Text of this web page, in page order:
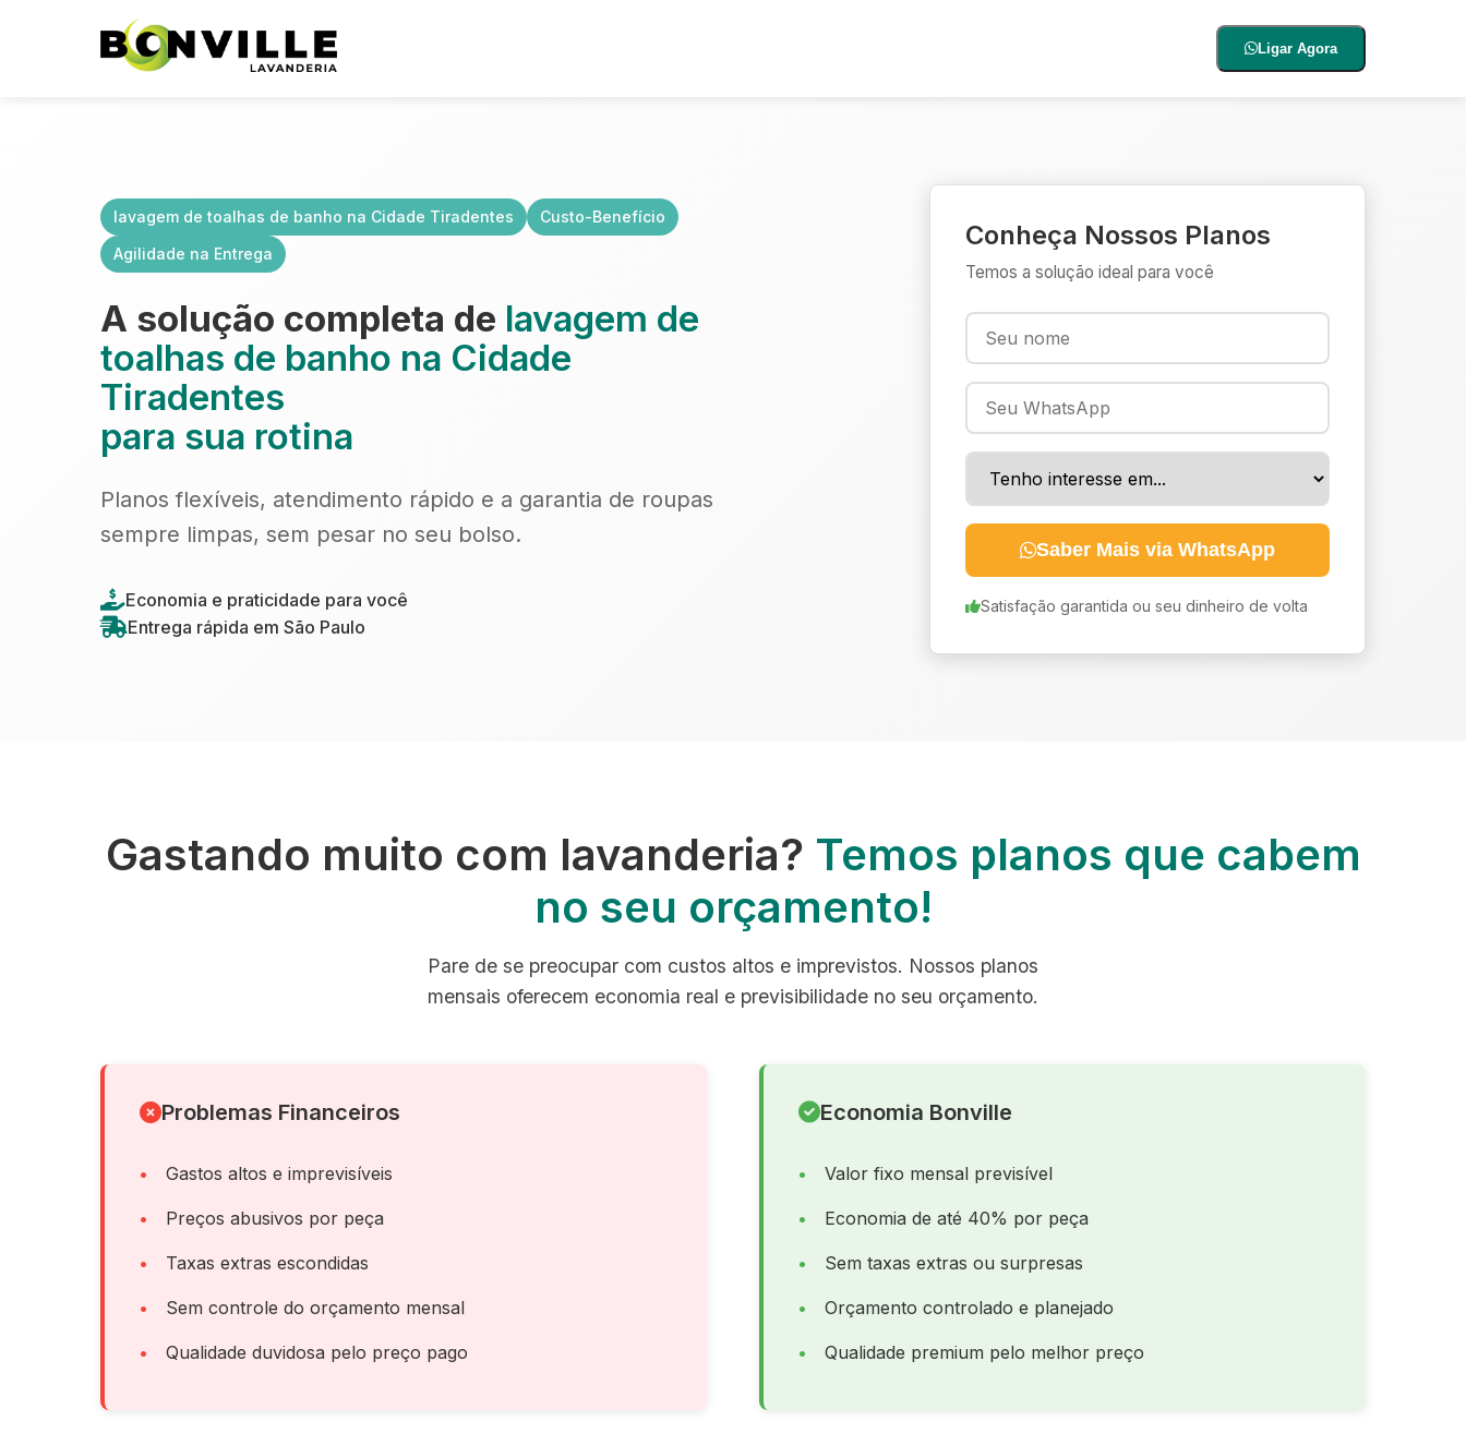
Ligar Agora
lavagem de toalhas de banho na Cidade Tiradentes
Custo-Benefício
Agilidade na Entrega
A solução completa de lavagem de
toalhas de banho na Cidade
Tiradentes
para sua rotina
Planos flexíveis, atendimento rápido e a garantia de roupas
sempre limpas, sem pesar no seu bolso.
Economia e praticidade para você
Entrega rápida em São Paulo
Conheça Nossos Planos
Temos a solução ideal para você
Saber Mais via WhatsApp
Satisfação garantida ou seu dinheiro de volta
Gastando muito com lavanderia? Temos planos que cabem
no seu orçamento!
Pare de se preocupar com custos altos e imprevistos. Nossos planos
mensais oferecem economia real e previsibilidade no seu orçamento.
Problemas Financeiros
Gastos altos e imprevisíveis
Preços abusivos por peça
Taxas extras escondidas
Sem controle do orçamento mensal
Qualidade duvidosa pelo preço pago
Economia Bonville
Valor fixo mensal previsível
Economia de até 40% por peça
Sem taxas extras ou surpresas
Orçamento controlado e planejado
Qualidade premium pelo melhor preço